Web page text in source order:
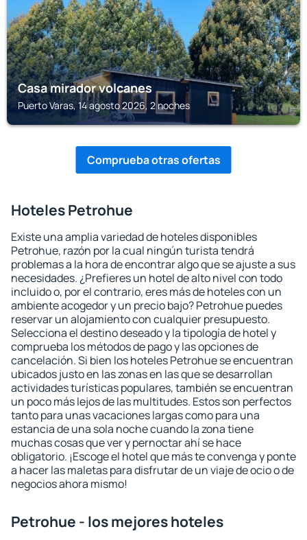
Casa mirador volcanes
Puerto Varas, 14 agosto 2026, 2 noches
Comprueba otras ofertas
Hoteles Petrohue
Existe una amplia variedad de hoteles disponibles
Petrohue, razón por la cual ningún turista tendrá
problemas a la hora de encontrar algo que se ajuste a sus
necesidades. ¿Prefieres un hotel de alto nivel con todo
incluido o, por el contrario, eres más de hoteles con un
ambiente acogedor y un precio bajo? Petrohue puedes
reservar un alojamiento con cualquier presupuesto.
Selecciona el destino deseado y la tipología de hotel y
comprueba los métodos de pago y las opciones de
cancelación. Si bien los hoteles Petrohue se encuentran
ubicados justo en las zonas en las que se desarrollan
actividades turísticas populares, también se encuentran
un poco más lejos de las multitudes. Estos son perfectos
tanto para unas vacaciones largas como para una
estancia de una sola noche cuando la zona tiene
muchas cosas que ver y pernoctar ahí se hace
obligatorio. ¡Escoge el hotel que más te convenga y ponte
a hacer las maletas para disfrutar de un viaje de ocio o de
negocios ahora mismo!
Petrohue - los mejores hoteles